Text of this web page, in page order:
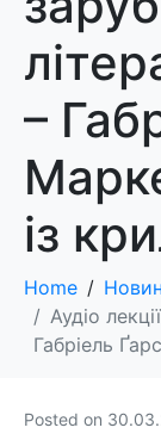
–
із
Home
Аудіо
Габріель
Posted on